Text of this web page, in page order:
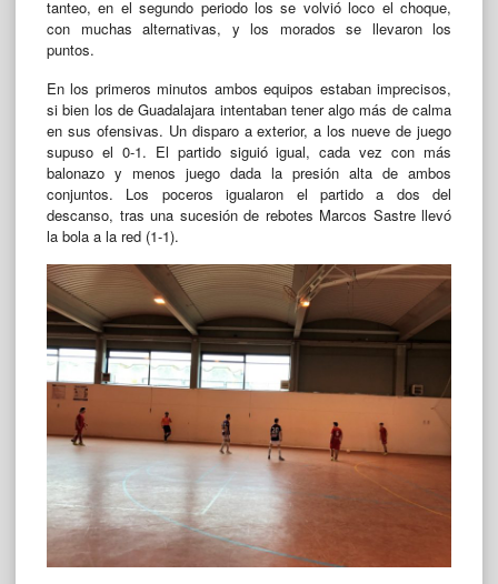
tanteo, en el segundo periodo los se volvió loco el choque,
con muchas alternativas, y los morados se llevaron los
puntos.
En los primeros minutos ambos equipos estaban imprecisos,
si bien los de Guadalajara intentaban tener algo más de calma
en sus ofensivas. Un disparo a exterior, a los nueve de juego
supuso el 0-1. El partido siguió igual, cada vez con más
balonazo y menos juego dada la presión alta de ambos
conjuntos. Los poceros igualaron el partido a dos del
descanso, tras una sucesión de rebotes Marcos Sastre llevó
la bola a la red (1-1).